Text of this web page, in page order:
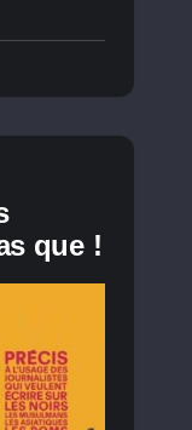
que !